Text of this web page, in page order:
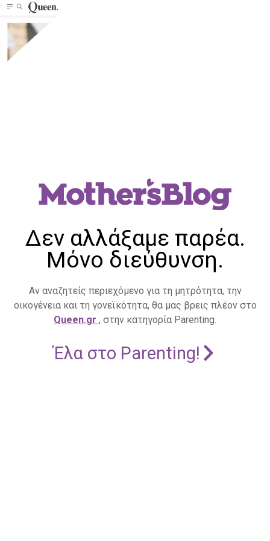
Δεν αλλάξαμε παρέα.
Μόνο διεύθυνση.
Αν αναζητείς περιεχόμενο για τη μητρότητα, την
οικογένεια και τη γονεϊκότητα, θα μας βρεις πλέον στο
Queen.gr , στην κατηγορία Parenting.
Έλα στο Parenting!